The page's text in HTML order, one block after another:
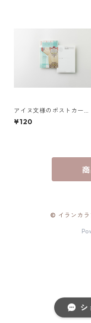
シ
アイヌ文様のポストカー
ド "イランカラプテ"
¥120
© イランカ